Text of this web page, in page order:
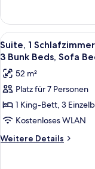
Bunk
Beds,
Queen
Sofa
Bed)
anzeigen
1
Schlafzimmer,
Badewanne
(King
3
Bunk
Queen
Sofa
Alle
Fotos
für
Suite,
1
Schlafzimmer,
barrierearme
Badewanne
5
Suite, 1
3 Bunk Beds, Sofa
52 m²
Platz für 7 Personen
1 King-Bett, 3
Kostenloses WLAN
Weitere Details
Weitere